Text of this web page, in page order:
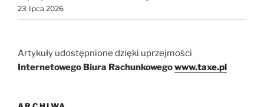
23 lipca 2026
Artykuły udostępnione dzięki uprzejmości
Internetowego Biura Rachunkowegowww.taxe.pl